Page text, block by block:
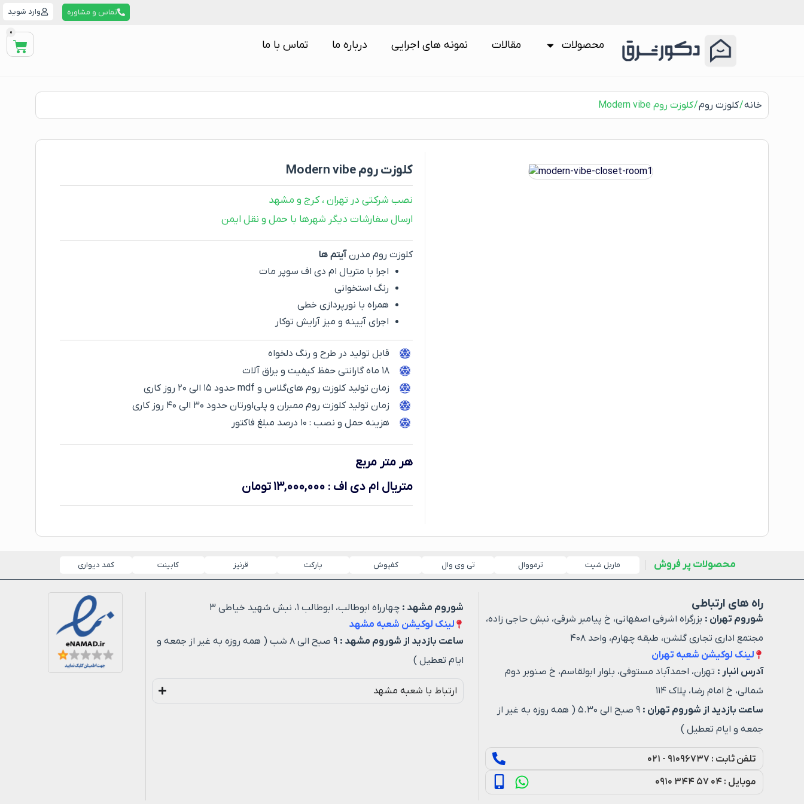
تماس و مشاوره وارد شوید
محصولات مقالات نمونه های اجرایی درباره ما تماس با ما
0
خانه/کلوزت روم/ کلوزت روم Modern vibe
کلوزت روم Modern vibe
نصب شرکتی در تهران ، کرج و مشهد
ارسال سفارشات دیگر شهرها با حمل و نقل ایمن
کلوزت روم مدرنآیتم ها
اجرا با متریال ام دی اف سوپر مات
رنگ استخوانی
همراه با نورپردازی خطی
اجرای آیینه و میز آرایش توکار
قابل تولید در طرح و رنگ دلخواه
۱۸ ماه گارانتی حفظ کیفیت و یراق آلات
زمان تولید کلوزت روم های‌گلاس و mdf حدود ۱۵ الی ۲۰ روز کاری
زمان تولید کلوزت روم ممبران و پلی‌اورتان حدود ۳۰ الی ۴۰ روز کاری
هزینه حمل و نصب : ۱۰ درصد مبلغ فاکتور
هر متر مربع
متریال ام دی اف : ۱۳,۰۰۰,۰۰۰تومان
محصولات پر فروش ماربل شیت ترمووال تی وی وال کفپوش پارکت قرنیز کابینت کمد دیواری
راه های ارتباطی
شوروم تهران : بزرگراه اشرفی اصفهانی، خ پیامبر شرقی، نبش حاجی زاده،
مجتمع اداری تجاری گلشن، طبقه چهارم، واحد ۴۰۸
لینک لوکیشن شعبه تهران
آدرس انبار : تهران، احمدآباد مستوفی، بلوار ابولقاسم، خ صنوبر دوم
شمالی، خ امام رضا، پلاک ۱۱۴
ساعت بازدید از شوروم تهران :
۹ صبح الی ۵.۳۰ ( همه روزه به غیر از
جمعه و ایام تعطیل )
تلفن ثابت : ۹۱۰۹۶۷۳۷ - ۰۲۱
موبایل : ۰۴ ۵۷ ۳۴۴ ۰۹۱۰
شوروم مشهد : چهارراه ابوطالب، ابوطالب ۱، نبش شهید خیاطی ۳
لینک لوکیشن شعبه مشهد
ساعت بازدید از شوروم مشهد :
۹ صبح الی ۸ شب ( همه روزه به غیر از جمعه و
ایام تعطیل )
ارتباط با شعبه مشهد